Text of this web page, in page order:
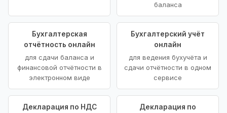
баланса
Бухгалтерская
отчётность онлайн
для сдачи баланса и
финансовой отчётности в
электронном виде
Бухгалтерский учёт
онлайн
для ведения бухучёта и
сдачи отчётности в одном
сервисе
Декларация по НДС
Декларация по